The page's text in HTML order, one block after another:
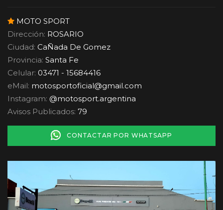
MOTO SPORT
Dirección: ROSARIO
Ciudad: CaÑada De Gomez
Provincia: Santa Fe
Celular: 03471 - 15684416
eMail: motosportoficial@gmail.com
Instagram: @motosport.argentina
Avisos Publicados: 79
CONTACTAR POR WHATSAPP